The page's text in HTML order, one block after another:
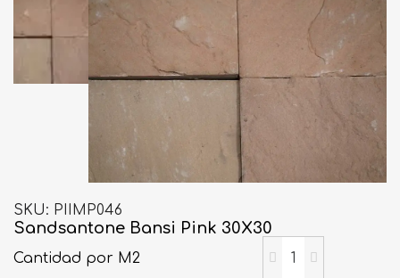
SKU PIIMP046
Sandsantone Bansi Pink 30X30
Cantidad por M2